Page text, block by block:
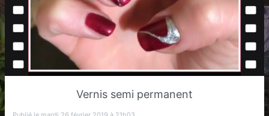
Vernis semi permanent